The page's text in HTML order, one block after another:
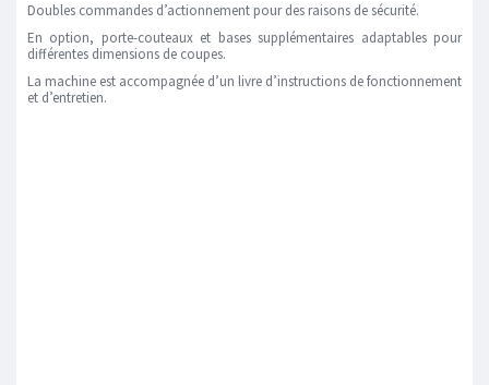
Doubles commandes d’actionnement pour des raisons de sécurité.
En option, porte-couteaux et bases supplémentaires adaptables pour
différentes dimensions de coupes.
La machine est accompagnée d’un livre d’instructions de fonctionnement
et d’entretien.